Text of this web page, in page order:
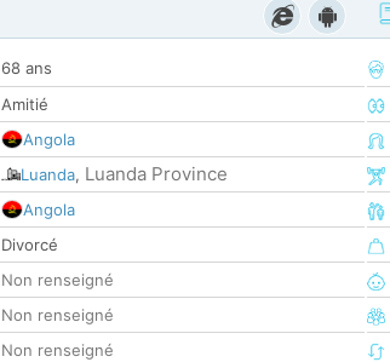
68 ans
Amitié
Angola
Luanda, Luanda Province
Angola
Divorcé
Non renseigné
Non renseigné
Non renseigné